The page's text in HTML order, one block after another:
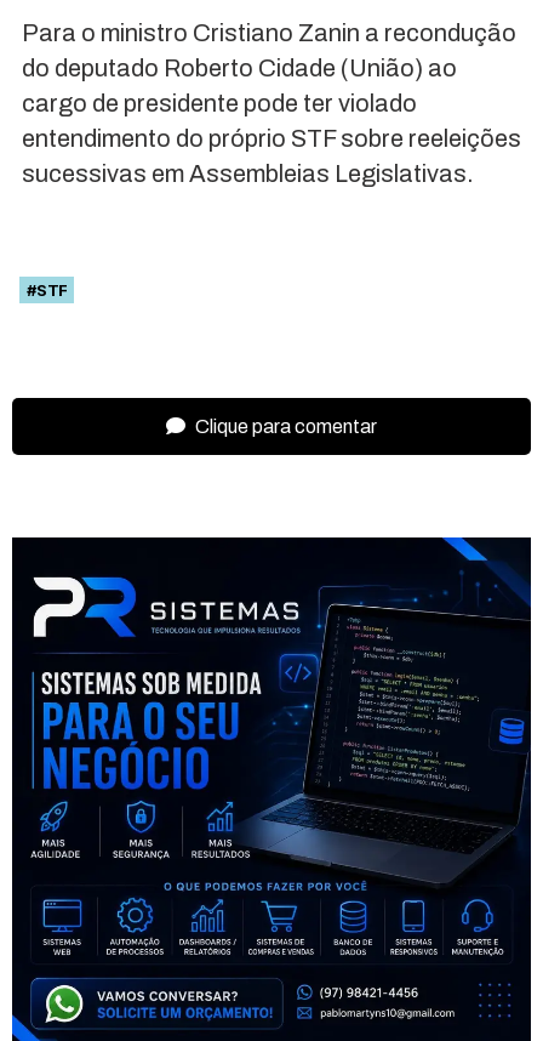
Para o ministro Cristiano Zanin a recondução
do deputado Roberto Cidade (União) ao
cargo de presidente pode ter violado
entendimento do próprio STF sobre reeleições
sucessivas em Assembleias Legislativas.
#STF
Clique para comentar